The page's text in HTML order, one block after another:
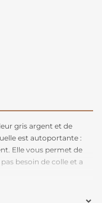
gris argent et de
est autoportante :
Elle vous permet de
besoin de colle et a
sont peu visibles.